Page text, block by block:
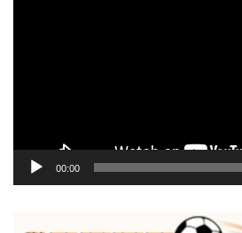
00:00